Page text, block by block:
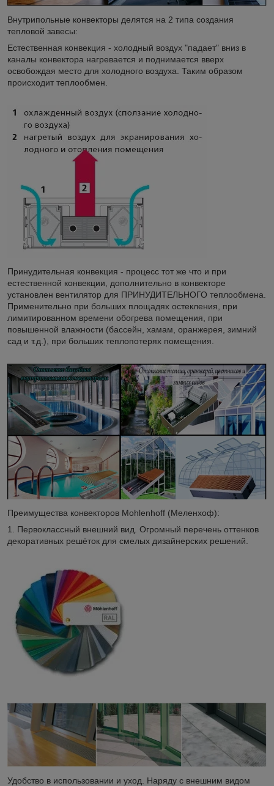
Внутрипольные конвекторы делятся на 2 типа создания
тепловой завесы:
Естественная конвекция - холодный воздух "падает" вниз в
каналы конвектора нагревается и поднимается вверх
освобождая место для холодного воздуха. Таким образом
происходит теплообмен.
Принудительная конвекция - процесс тот же что и при
естественной конвекции, дополнительно в конвекторе
установлен вентилятор для ПРИНУДИТЕЛЬНОГО теплообмена.
Применительно при больших площадях остекления, при
лимитированном времени обогрева помещения, при
повышенной влажности (бассейн, хамам, оранжерея, зимний
сад и т.д.), при больших теплопотерях помещения.
Преимущества конвекторов Mohlenhoff (Меленхоф):
1. Первоклассный внешний вид. Огромный перечень оттенков
декоративных решёток для смелых дизайнерских решений.
Удобство в использовании и уход. Наряду с внешним видом